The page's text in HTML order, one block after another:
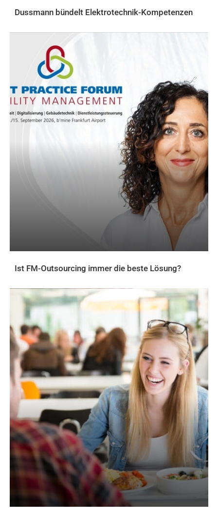
Dussmann bündelt Elektrotechnik-Kompetenzen
Ist FM-Outsourcing immer die beste Lösung?